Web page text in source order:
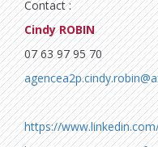
Contact :
Cindy ROBIN
07 63 97 95 70
https://